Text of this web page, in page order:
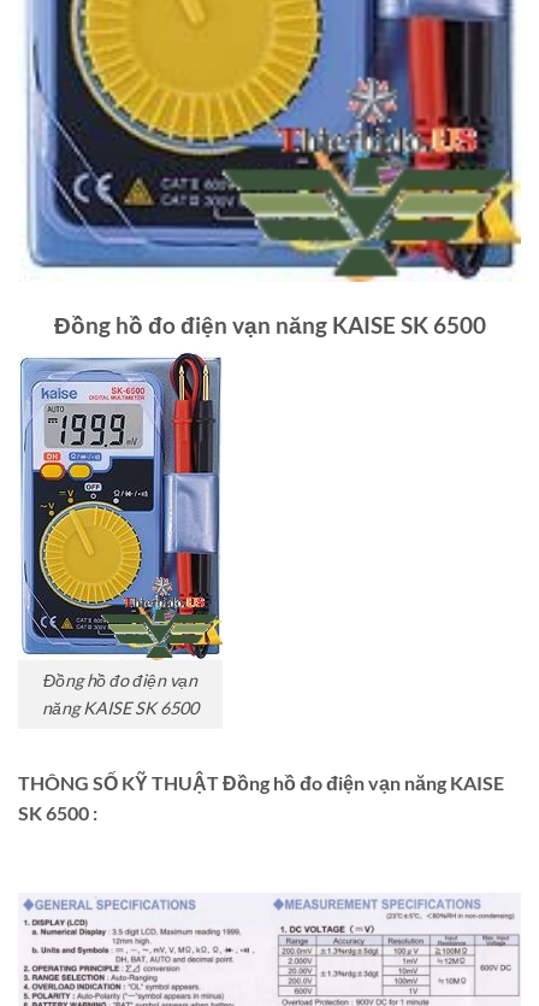
Đồng hồ đo điện vạn năng KAISE SK 6500
Đồng hồ đo điện vạn
năng KAISE SK 6500
THÔNG SỐ KỸ THUẬT Đồng hồ đo điện vạn năng KAISE
SK 6500 :